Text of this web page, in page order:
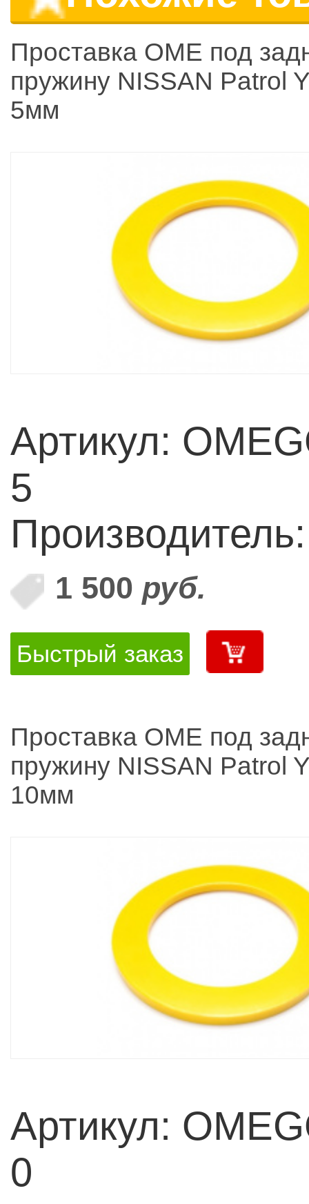
Проставка OME под
пружину NISSAN Patrol
5мм
Артикул:
5
1 500 руб.
Быстрый заказ
Проставка OME под
пружину NISSAN Patrol
10мм
Артикул:
0